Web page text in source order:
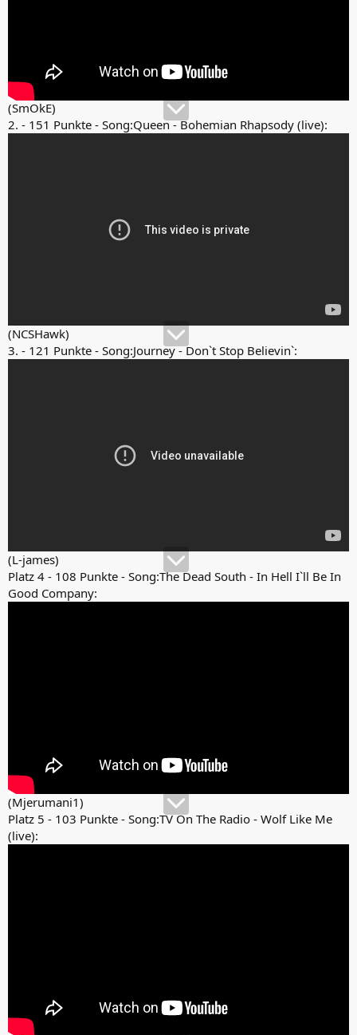
(SmOkE)
2. - 151 Punkte - Song:Queen - Bohemian Rhapsody (live):
(NCSHawk)
3. - 121 Punkte - Song:Journey - Don`t Stop Believin`:
(L-james)
Platz 4 - 108 Punkte - Song:The Dead South - In Hell I`ll Be In
Good Company:
(Mjerumani1)
Platz 5 - 103 Punkte - Song:TV On The Radio - Wolf Like Me
(live):